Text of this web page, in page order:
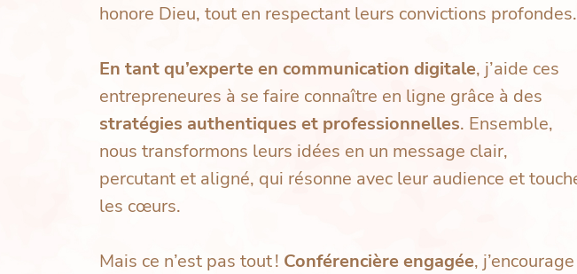
honore Dieu, tout en respectant leurs convictions profondes.
En tant qu’experte en communication digitale, j’aide ces
entrepreneures à se faire connaître en ligne grâce à des
stratégies authentiques et professionnelles. Ensemble,
nous transformons leurs idées en un message clair,
percutant et aligné, qui résonne avec leur audience et
les cœurs.
Mais ce n’est pas tout ! Conférencière engagée, j’encourage